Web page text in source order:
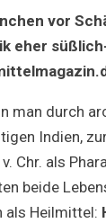
vor
eher
man durch
Indien,
Chr. als
beide
als Heilmittel: